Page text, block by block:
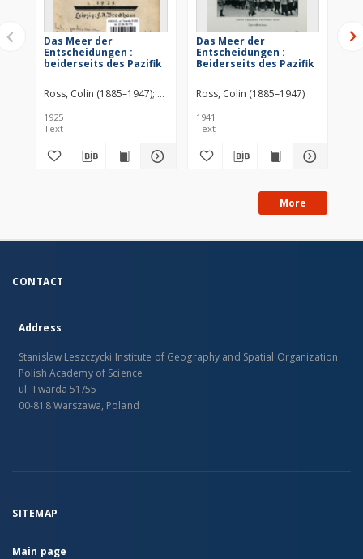
Das Meer der
Entscheidungen :
beiderseits des Pazifik
Ross, Colin (1885–1947) F. A. Brockhaus
1925
Text
Das Meer der
Entscheidungen :
Beiderseits des Pazifik
Ross, Colin (1885–1947)
1941
Text
More
CONTACT
Address
Stanislaw Leszczycki Institute of Geography and Spatial Organization
Polish Academy of Science
ul. Twarda 51/55
00-818 Warszawa, Poland
SITEMAP
Main page